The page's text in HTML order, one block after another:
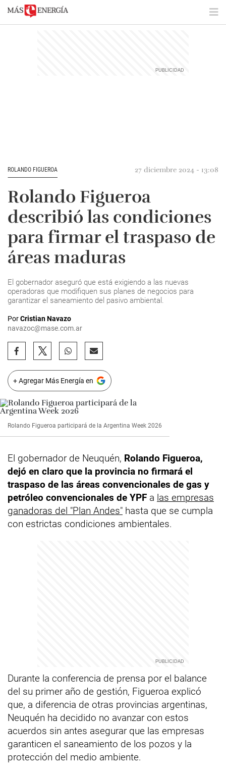
ROLANDO FIGUEROA 27 diciembre 2024 - 13:08
Rolando Figueroa
describió las condiciones
para firmar el traspaso de
áreas maduras
El gobernador aseguró que está exigiendo a las nuevas
operadoras que modifiquen sus planes de negocios para
garantizar el saneamiento del pasivo ambiental.
PorCristian Navazo
navazoc@mase.com.ar
+ Agregar Más Energía en
Rolando Figueroa participará de la Argentina Week 2026
El gobernador de Neuquén, Rolando Figueroa,
dejó en claro que la provincia no firmará el
traspaso de las áreas convencionales de gas y
petróleo convencionales de YPF a las empresas
ganadoras del "Plan Andes" hasta que se cumpla
con estrictas condiciones ambientales.
Durante la conferencia de prensa por el balance
del su primer año de gestión, Figueroa explicó
que, a diferencia de otras provincias argentinas,
Neuquén ha decidido no avanzar con estos
acuerdos sin antes asegurar que las empresas
garanticen el saneamiento de los pozos y la
protección del medio ambiente.